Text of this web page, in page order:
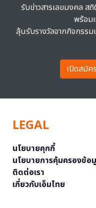
รับข่าวสารเลขมงคล ส
พร้อม
ลุ้นรับรางวัลจากกิจกรร
เปิดสมัค
LEGAL
นโยบายคุกกี้
นโยบายการคุ้มครองข้อ
ติดต่อเรา
เกี่ยวกับเอ็มไทย